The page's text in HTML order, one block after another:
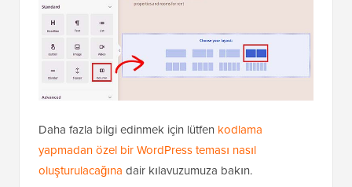
Daha fazla bilgi edinmek için lütfen kodlama
yapmadan özel bir WordPress teması nasıl
oluşturulacağına dair kılavuzumuza bakın.